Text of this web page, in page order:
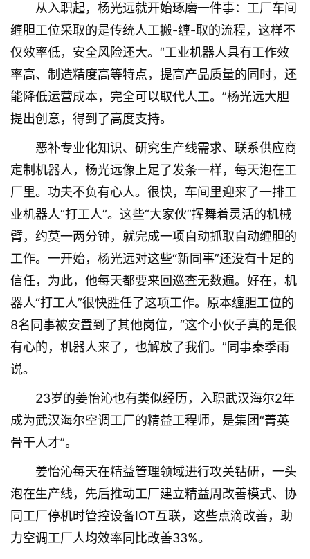
从入职起，杨光远就开始琢磨一件事：工厂车间
缠胆工位采取的是传统人工搬-缠-取的流程，这样不
仅效率低，安全风险还大。“工业机器人具有工作效
率高、制造精度高等特点，提高产品质量的同时，还
能降低运营成本，完全可以取代人工。”杨光远大胆
提出创意，得到了高度支持。
恶补专业化知识、研究生产线需求、联系供应商
定制机器人，杨光远像上足了发条一样，每天泡在工
厂里。功夫不负有心人。很快，车间里迎来了一排工
业机器人“打工人”。这些“大家伙”挥舞着灵活的机械
臂，约莫一两分钟，就完成一项自动抓取自动缠胆的
工作。一开始，杨光远对这些“新同事”还没有十足的
信任，为此，他每天都要来回巡查无数遍。好在，机
器人“打工人”很快胜任了这项工作。原本缠胆工位的
8名同事被安置到了其他岗位，“这个小伙子真的是很
有心的，机器人来了，也解放了我们。”同事秦季雨
说。
23岁的姜怡沁也有类似经历，入职武汉海尔2年
成为武汉海尔空调工厂的精益工程师，是集团“菁英
骨干人才”。
姜怡沁每天在精益管理领域进行攻关钻研，一头
泡在生产线，先后推动工厂建立精益周改善模式、协
同工厂停机时管控设备IOT互联，这些点滴改善，助
力空调工厂人均效率同比改善33%。